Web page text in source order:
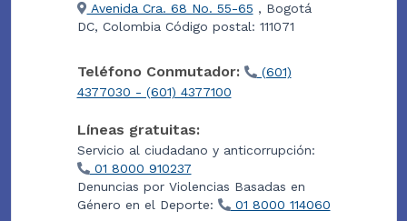
Avenida Cra. 68 No. 55-65 , Bogotá
DC, Colombia Código postal: 111071
Teléfono Conmutador:
(601)
4377030 - (601) 4377100
Líneas gratuitas:
Servicio al ciudadano y anticorrupción:
01 8000 910237
Denuncias por Violencias Basadas en
Género en el Deporte:
01 8000 114060